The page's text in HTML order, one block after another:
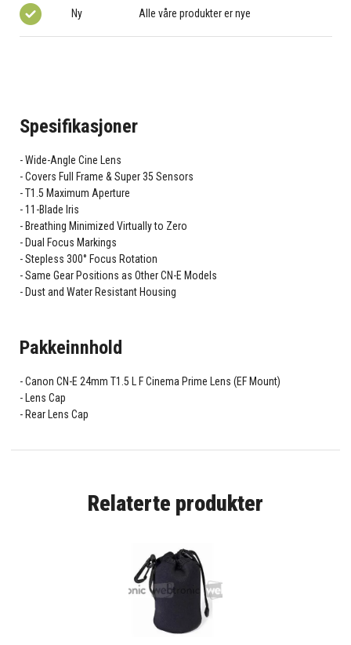
Ny Alle våre produkter er nye
Spesifikasjoner
Wide-Angle Cine Lens
Covers Full Frame & Super 35 Sensors
T1.5 Maximum Aperture
11-Blade Iris
Breathing Minimized Virtually to Zero
Dual Focus Markings
Stepless 300° Focus Rotation
Same Gear Positions as Other CN-E Models
Dust and Water Resistant Housing
Pakkeinnhold
Canon CN-E 24mm T1.5 L F Cinema Prime Lens (EF Mount)
Lens Cap
Rear Lens Cap
Relaterte produkter